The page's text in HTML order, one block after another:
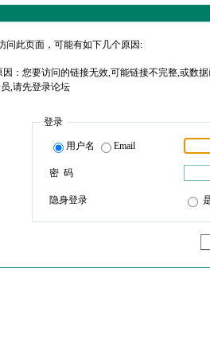
问此页面，可能有如下几个原因:
因：您要访问的链接无效,可能链接不完整,或数
,请先登录论坛
登录
用户名 Email
密 码
隐身登录